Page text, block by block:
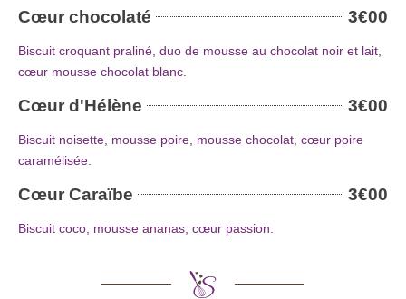
Cœur chocolaté 3€00
Biscuit croquant praliné, duo de mousse au chocolat noir et lait,
cœur mousse chocolat blanc.
Cœur d'Hélène 3€00
Biscuit noisette, mousse poire, mousse chocolat, cœur poire
caramélisée.
Cœur Caraïbe 3€00
Biscuit coco, mousse ananas, cœur passion.